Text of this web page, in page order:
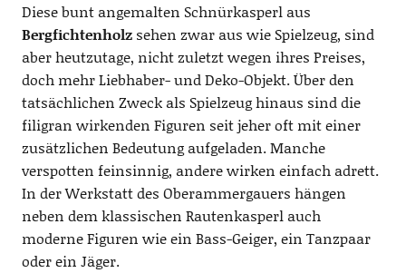
Diese bunt angemalten Schnürkasperl aus
Bergfichtenholzsehen zwar aus wie Spielzeug, sind
aber heutzutage, nicht zuletzt wegen ihres Preises,
doch mehr Liebhaber- und Deko-Objekt. Über den
tatsächlichen Zweck als Spielzeug hinaus sind die
filigran wirkenden Figuren seit jeher oft mit einer
zusätzlichen Bedeutung aufgeladen. Manche
verspotten feinsinnig, andere wirken einfach adrett.
In der Werkstatt des Oberammergauers hängen
neben dem klassischen Rautenkasperl auch
moderne Figuren wie ein Bass-Geiger, ein Tanzpaar
oder ein Jäger.